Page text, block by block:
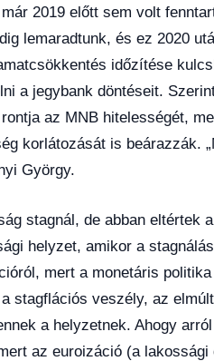
2019 előtt sem volt
lemaradtunk, és ez 2020
időzítése
a jegybank döntéseit.
az MNB hitelességét,
korlátozását is beárazzák.
György.
stagnál, de abban eltértek
helyzet, amikor a
mert a monetáris
stagflációs veszély, az
a helyzetnek. Ahogy
az euroizáció (a lakossági